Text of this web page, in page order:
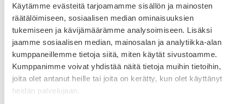
Käytämme evästeitä tarjoamamme sisällön ja mainosten
räätälöimiseen, sosiaalisen median ominaisuuksien
tukemiseen ja kävijämäärämme analysoimiseen. Lisäksi
jaamme sosiaalisen median, mainosalan ja analytiikka-alan
kumppaneillemme tietoja siitä, miten käytät sivustoamme.
Kumppanimme voivat yhdistää näitä tietoja muihin tietoihin,
joita olet antanut heille tai joita on kerätty, kun olet käyttänyt
heidän palvelujaan.
Löydä, opi, onnistu!
7.5.2026
Tule kuuntelemaan Etelä-Pohjanmaan Opiston,
Ilmajoen kampuksen, korkeakouluun valmentavista
opiskelumahdollisuuksista keskiviikkona 27.5. Teams-
tilaisuudessa esittelemme lääketieteen,
kauppatieteen, oikeustieteen, sosiaali- ja terveysalan,